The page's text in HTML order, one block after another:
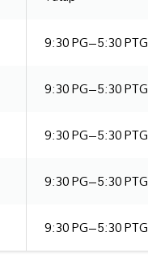
9:30 PG–5:30 PTG
9:30 PG–5:30 PTG
9:30 PG–5:30 PTG
9:30 PG–5:30 PTG
9:30 PG–5:30 PTG